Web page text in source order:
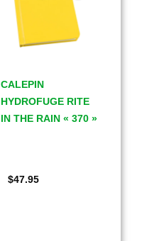
CALEPIN
HYDROFUGE RITE
IN THE RAIN « 370 »
$47.95